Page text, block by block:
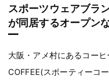
スポーツウェアブラ
が同居するオープン
大阪・アメ村にあるコー
COFFEE(スポーティーコ